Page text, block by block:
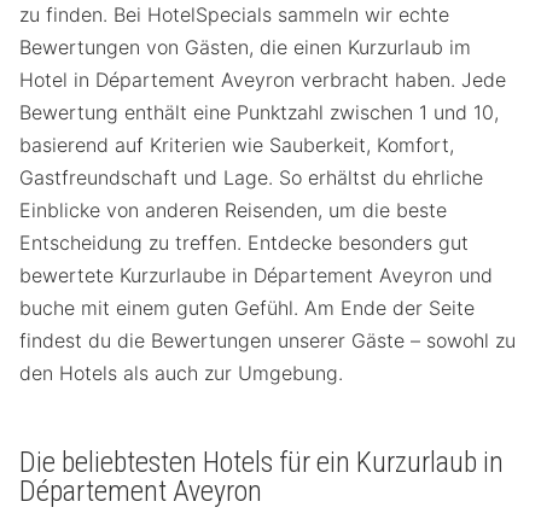
zu finden. Bei HotelSpecials sammeln wir echte
Bewertungen von Gästen, die einen Kurzurlaub im
Hotel in Département Aveyron verbracht haben. Jede
Bewertung enthält eine Punktzahl zwischen 1 und 10,
basierend auf Kriterien wie Sauberkeit, Komfort,
Gastfreundschaft und Lage. So erhältst du ehrliche
Einblicke von anderen Reisenden, um die beste
Entscheidung zu treffen. Entdecke besonders gut
bewertete Kurzurlaube in Département Aveyron und
buche mit einem guten Gefühl. Am Ende der Seite
findest du die Bewertungen unserer Gäste – sowohl zu
den Hotels als auch zur Umgebung.
Die beliebtesten Hotels für ein Kurzurlaub in
Département Aveyron